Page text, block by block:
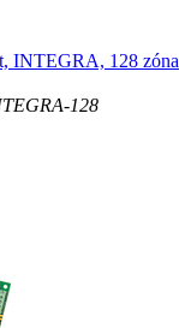
INTEGRA, 128 zóna
128